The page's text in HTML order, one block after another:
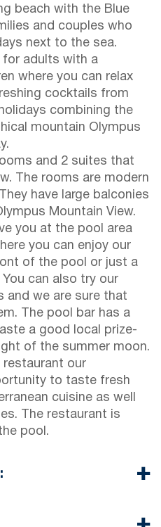
beach with the Blue
and couples who
next to the sea.
for adults with a
where you can relax
cocktails from
combining the
mountain Olympus
and 2 suites that
The rooms are modern
have large balconies
Mountain View.
you at the pool area
you can enjoy our
of the pool or just a
can also try our
and we are sure that
The pool bar has a
a good local prize-
of the summer moon.
our
to taste fresh
cuisine as well
The restaurant is
pool.